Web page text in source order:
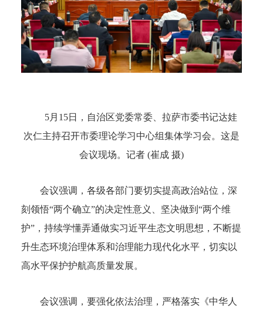
5月15日，自治区党委常委、拉萨市委书记达娃
次仁主持召开市委理论学习中心组集体学习会。这是
会议现场。记者 (崔成 摄)
会议强调，各级各部门要切实提高政治站位，深
刻领悟“两个确立”的决定性意义、坚决做到“两个维
护”，持续学懂弄通做实习近平生态文明思想，不断提
升生态环境治理体系和治理能力现代化水平，切实以
高水平保护护航高质量发展。
会议强调，要强化依法治理，严格落实《中华人